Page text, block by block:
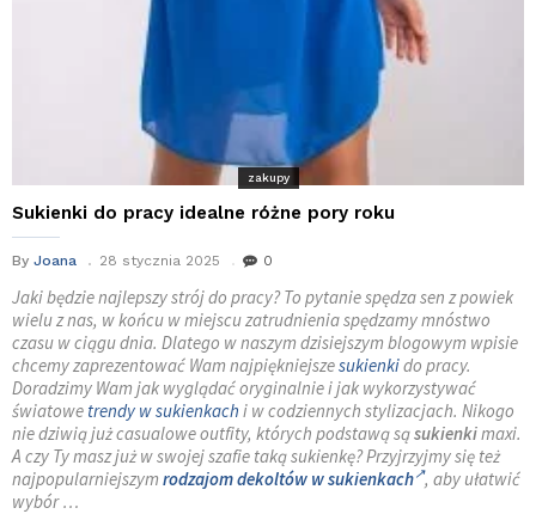
zakupy
Sukienki do pracy idealne różne pory roku
By Joana 28 stycznia 2025 0
Jaki będzie najlepszy strój do pracy? To pytanie spędza sen z powiek
wielu z nas, w końcu w miejscu zatrudnienia spędzamy mnóstwo
czasu w ciągu dnia. Dlatego w naszym dzisiejszym blogowym wpisie
chcemy zaprezentować Wam najpiękniejszesukienkido pracy.
Doradzimy Wam jak wyglądać oryginalnie i jak wykorzystywać
światowe trendy w sukienkach i w codziennych stylizacjach. Nikogo
nie dziwią już casualowe outfity, których podstawą sąsukienkimaxi.
A czy Ty masz już w swojej szafie taką sukienkę? Przyjrzyjmy się też
najpopularniejszym rodzajom dekoltów w sukienkach , aby ułatwić
wybór …